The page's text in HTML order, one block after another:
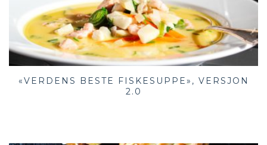
«VERDENS BESTE FISKESUPPE», VERSJON
2.0